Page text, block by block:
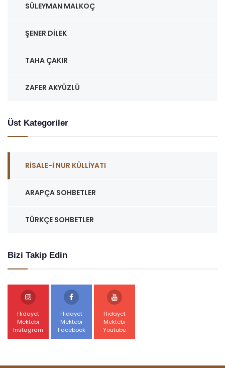
SÜLEYMAN MALKOÇ
ŞENER DILEK
TAHA ÇAKIR
ZAFER AKYÜZLÜ
Üst Kategoriler
RISALE-I NUR KÜLLIYATI
ARAPÇA SOHBETLER
TÜRKÇE SOHBETLER
Bizi Takip Edin
Hidayet
Mektebi
Instagram
Hidayet
Mektebi
Facebook
Hidayet
Mektebi
Youtube